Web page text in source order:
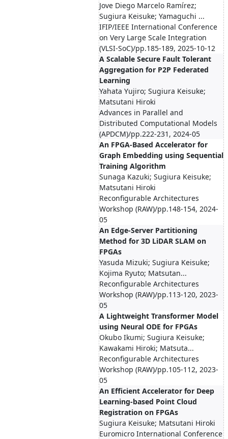
Jove Diego Marcelo Ramírez;
Sugiura Keisuke; Yamaguchi ...
IFIP/IEEE International Conference
on Very Large Scale Integration
(VLSI-SoC)/pp.185-189, 2025-10-12
A Scalable Secure Fault Tolerant
Aggregation for P2P Federated
Learning
Yahata Yujiro; Sugiura Keisuke;
Matsutani Hiroki
Advances in Parallel and
Distributed Computational Models
(APDCM)/pp.222-231, 2024-05
An FPGA-Based Accelerator for
Graph Embedding using Sequential
Training Algorithm
Sunaga Kazuki; Sugiura Keisuke;
Matsutani Hiroki
Reconfigurable Architectures
Workshop (RAW)/pp.148-154, 2024-
05
An Edge-Server Partitioning
Method for 3D LiDAR SLAM on
FPGAs
Yasuda Mizuki; Sugiura Keisuke;
Kojima Ryuto; Matsutan...
Reconfigurable Architectures
Workshop (RAW)/pp.113-120, 2023-
05
A Lightweight Transformer Model
using Neural ODE for FPGAs
Okubo Ikumi; Sugiura Keisuke;
Kawakami Hiroki; Matsuta...
Reconfigurable Architectures
Workshop (RAW)/pp.105-112, 2023-
05
An Efficient Accelerator for Deep
Learning-based Point Cloud
Registration on FPGAs
Sugiura Keisuke; Matsutani Hiroki
Euromicro International Conference